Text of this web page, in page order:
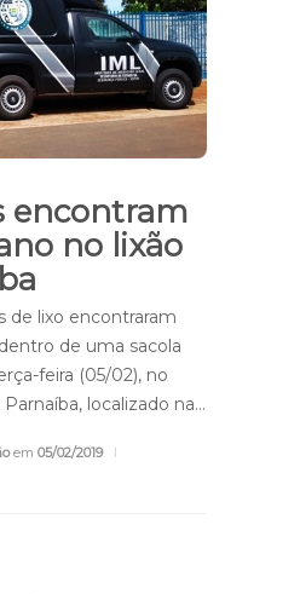
encontram
no lixão
encontraram
de uma sacola
feira (05/02), no
localizado na…
em 05/02/2019